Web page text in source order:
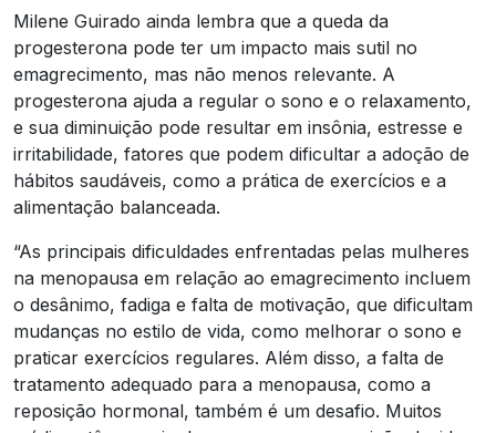
Milene Guirado ainda lembra que a queda da
progesterona pode ter um impacto mais sutil no
emagrecimento, mas não menos relevante. A
progesterona ajuda a regular o sono e o relaxamento,
e sua diminuição pode resultar em insônia, estresse e
irritabilidade, fatores que podem dificultar a adoção de
hábitos saudáveis, como a prática de exercícios e a
alimentação balanceada.
“As principais dificuldades enfrentadas pelas mulheres
na menopausa em relação ao emagrecimento incluem
o desânimo, fadiga e falta de motivação, que dificultam
mudanças no estilo de vida, como melhorar o sono e
praticar exercícios regulares. Além disso, a falta de
tratamento adequado para a menopausa, como a
reposição hormonal, também é um desafio. Muitos